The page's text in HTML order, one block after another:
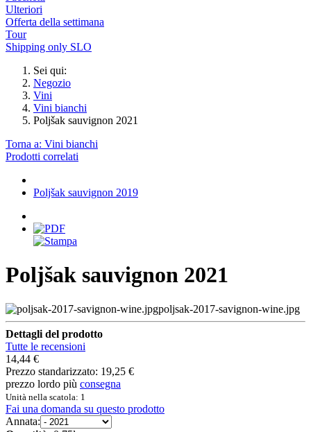
Ulteriori
Offerta della settimana
Tour
Shipping only SLO
Sei qui:
Negozio
Vini
Vini bianchi
Poljšak sauvignon 2021
Torna a: Vini bianchi
Prodotti correlati
Poljšak sauvignon 2019
Poljšak sauvignon 2021
poljsak-2017-savignon-wine.jpg
Dettagli del prodotto
Tutte le recensioni
14,44 €
Prezzo standarizzato: 19,25 €
prezzo lordo più consegna
Unità nella scatola: 1
Fai una domanda su questo prodotto
Annata: